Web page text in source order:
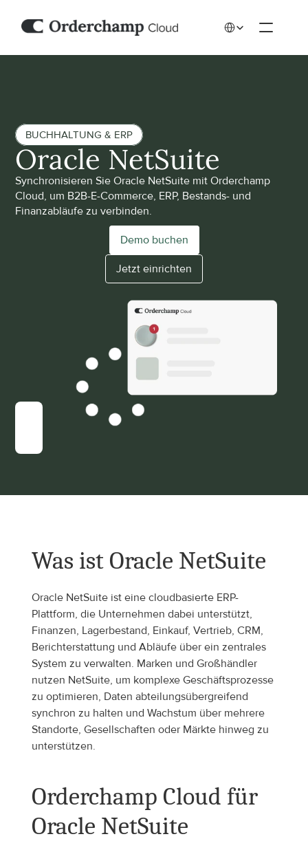
BUCHHALTUNG & ERP
Oracle NetSuite
Synchronisieren Sie Oracle NetSuite mit Orderchamp
Cloud, um B2B-E-Commerce, ERP, Bestands- und
Finanzabläufe zu verbinden.
Demo buchen
Jetzt einrichten
Was ist Oracle NetSuite
Oracle NetSuite ist eine cloudbasierte ERP-
Plattform, die Unternehmen dabei unterstützt,
Finanzen, Lagerbestand, Einkauf, Vertrieb, CRM,
Berichterstattung und Abläufe über ein zentrales
System zu verwalten. Marken und Großhändler
nutzen NetSuite, um komplexe Geschäftsprozesse
zu optimieren, Daten abteilungsübergreifend
synchron zu halten und Wachstum über mehrere
Standorte, Gesellschaften oder Märkte hinweg zu
unterstützen.
Orderchamp Cloud für
Oracle NetSuite